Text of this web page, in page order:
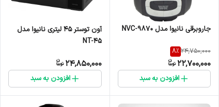
جاروبرقی نانیوا مدل NVC-9870
24,750,000
8%
22,700,000
افزودن به سبد
آون توستر ۴۵ لیتری نانیوا مدل
NT-45
24,850,000
افزودن به سبد